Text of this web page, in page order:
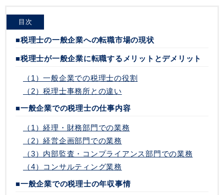
目次
■税理士の一般企業への転職市場の現状
■税理士が一般企業に転職するメリットとデメリット
（1）一般企業での税理士の役割
（2）税理士事務所との違い
■一般企業での税理士の仕事内容
（1）経理・財務部門での業務
（2）経営企画部門での業務
（3）内部監査・コンプライアンス部門での業務
（4）コンサルティング業務
■一般企業での税理士の年収事情